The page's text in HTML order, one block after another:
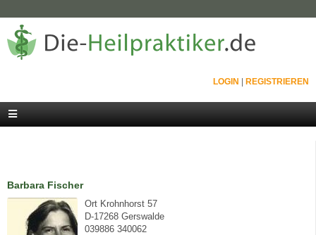
LOGIN REGISTRIEREN
Barbara Fischer
Ort Krohnhorst 57
D-17268 Gerswalde
039886 340062